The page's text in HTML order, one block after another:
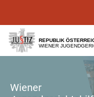
[1]
[2]
[3]
REPUBLIK
WIENER
Wiener